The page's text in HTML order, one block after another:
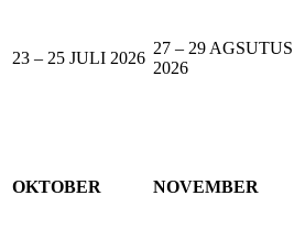
23 – 25 JULI 2026
27 – 29 AGSUTUS
2026
OKTOBER NOVEMBER